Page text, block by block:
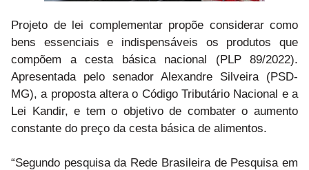
Projeto de lei complementar propõe considerar como
bens essenciais e indispensáveis os produtos que
compõem a cesta básica nacional (PLP 89/2022).
Apresentada pelo senador Alexandre Silveira (PSD-
MG), a proposta altera o Código Tributário Nacional e a
Lei Kandir, e tem o objetivo de combater o aumento
constante do preço da cesta básica de alimentos.
“Segundo pesquisa da Rede Brasileira de Pesquisa em